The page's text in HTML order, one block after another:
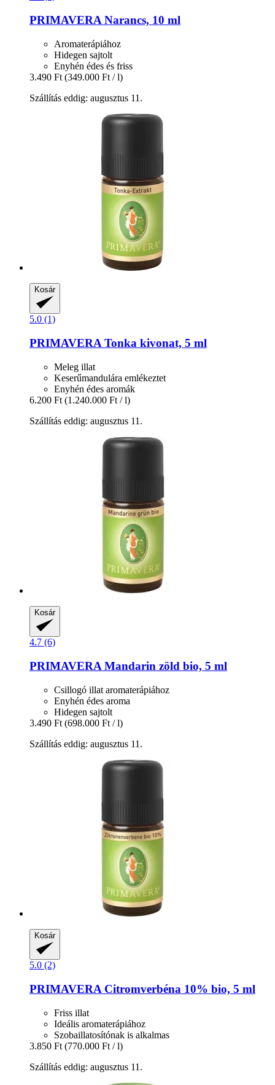
PRIMAVERA Narancs, 10 ml
Aromaterápiához
Hidegen sajtolt
Enyhén édes és friss
3.490 Ft (349.000 Ft / l)
Szállítás eddig: augusztus 11.
Kosár
5.0 (1)
PRIMAVERA Tonka kivonat, 5 ml
Meleg illat
Keserűmandulára emlékeztet
Enyhén édes aromák
6.200 Ft (1.240.000 Ft / l)
Szállítás eddig: augusztus 11.
Kosár
4.7 (6)
PRIMAVERA Mandarin zöld bio, 5 ml
Csillogó illat aromaterápiához
Enyhén édes aroma
Hidegen sajtolt
3.490 Ft (698.000 Ft / l)
Szállítás eddig: augusztus 11.
Kosár
5.0 (2)
PRIMAVERA Citromverbéna 10% bio, 5 ml
Friss illat
Ideális aromaterápiához
Szobaillatosítónak is alkalmas
3.850 Ft (770.000 Ft / l)
Szállítás eddig: augusztus 11.